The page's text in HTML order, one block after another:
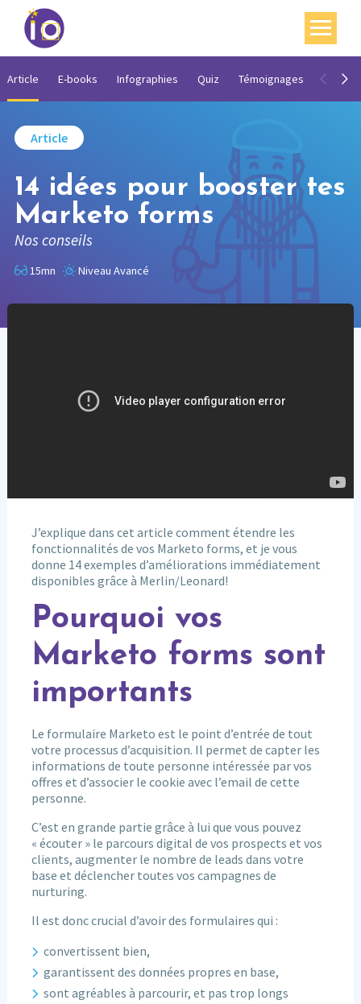
Vos enjeux
Académie
Ressources
Agenda
Article E-books Infographies Quiz Témoignages Vidéos
Article
14 idées pour booster tes
Marketo forms
Nos conseils
15mn Niveau Avancé
J’explique dans cet article comment étendre les
fonctionnalités de vos Marketo forms, et je vous
donne 14 exemples d’améliorations immédiatement
disponibles grâce à Merlin/Leonard!
Pourquoi vos
Marketo forms sont
importants
Le formulaire Marketo est le point d’entrée de tout
votre processus d’acquisition. Il permet de capter les
informations de toute personne intéressée par vos
offres et d’associer le cookie avec l’email de cette
personne.
C’est en grande partie grâce à lui que vous pouvez
« écouter » le parcours digital de vos prospects et vos
clients, augmenter le nombre de leads dans votre
base et déclencher toutes vos campagnes de
nurturing.
Il est donc crucial d’avoir des formulaires qui :
convertissent bien,
garantissent des données propres en base,
sont agréables à parcourir, et pas trop longs